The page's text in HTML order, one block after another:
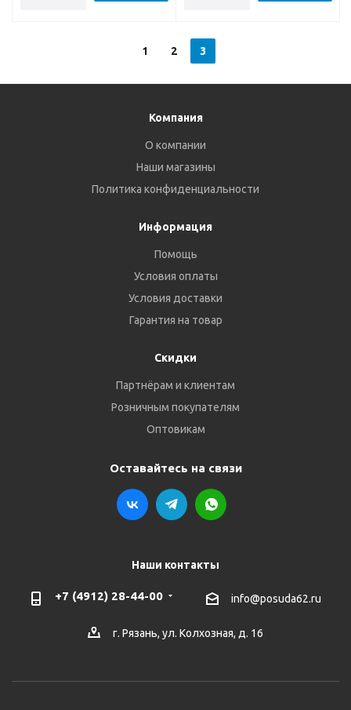
1 2 3
Компания
О компании
Наши магазины
Политика конфиденциальности
Информация
Помощь
Условия оплаты
Условия доставки
Гарантия на товар
Скидки
Партнёрам и клиентам
Розничным покупателям
Оптовикам
Оставайтесь на связи
Наши контакты
+7 (4912) 28-44-00 info@posuda62.ru
г. Рязань, ул. Колхозная, д. 16